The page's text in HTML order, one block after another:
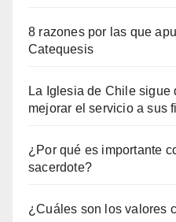
8 razones por las que
Catequesis
La Iglesia de Chile sigue
mejorar el servicio a sus
¿Por qué es importante
sacerdote?
¿Cuáles son los valores